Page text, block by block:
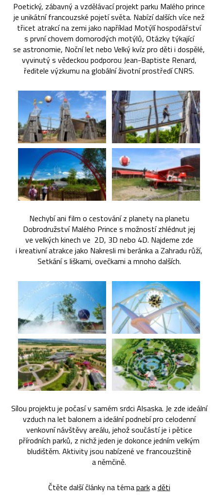
Poetický, zábavný a vzdělávací projekt parku Malého prince
je unikátní francouzské pojetí světa. Nabízí dalších více než
třicet atrakcí na zemi jako například Motýlí hospodářství
s první chovem domorodých motýlů, Otázky týkající
se astronomie, Noční let nebo Velký kvíz pro děti i dospělé,
vyvinutý s vědeckou podporou Jean-Baptiste Renard,
ředitele výzkumu na globální životní prostředí CNRS.
Nechybí ani film o cestování z planety na planetu
Dobrodružství Malého Prince s možností zhlédnut jej
ve velkých kinech ve 2D, 3D nebo 4D. Najdeme zde
i kreativní atrakce jako Nakresli mi beránka a Zahradu růží,
Setkání s liškami, ovečkami a mnoho dalších.
Sílou projektu je počasí v samém srdci Alsaska. Je zde ideální
vzduch na let balonem a ideální podnebí pro celodenní
venkovní návštěvy areálu, jehož součástí je i pětice
přírodních parků, z nichž jeden je dokonce jedním velkým
bludištěm. Aktivity jsou nabízené ve francouzštině
a němčině.
Čtěte další články na témaparkaděti